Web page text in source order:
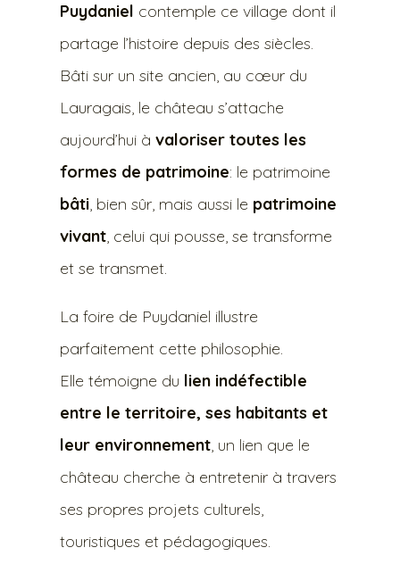
Puydaniel contemple ce village dont il
partage l’histoire depuis des siècles.
Bâti sur un site ancien, au cœur du
Lauragais, le château s’attache
aujourd’hui àvaloriser toutes les
formes de patrimoine: le patrimoine
bâti, bien sûr, mais aussi le patrimoine
vivant, celui qui pousse, se transforme
et se transmet.
La foire de Puydaniel illustre
parfaitement cette philosophie.
Elle témoigne du lien indéfectible
entre le territoire, ses habitants et
leur environnement, un lien que le
château cherche à entretenir à travers
ses propres projets culturels,
touristiques et pédagogiques.